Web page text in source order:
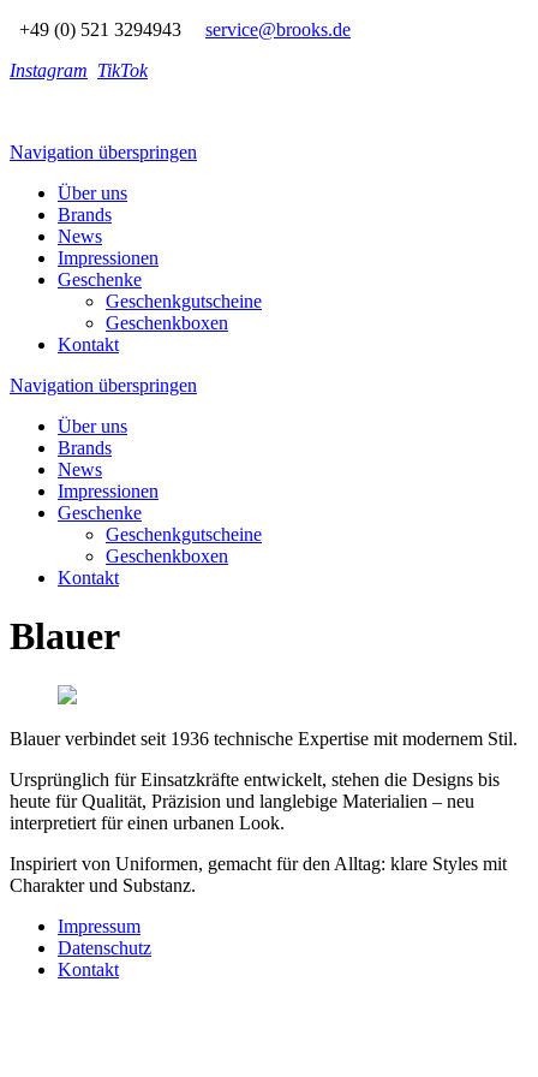
+49 (0) 521 3294943
service@brooks.de
Instagram TikTok
Navigation überspringen
Über uns
Brands
News
Impressionen
Geschenke
Geschenkgutscheine
Geschenkboxen
Kontakt
Navigation überspringen
Über uns
Brands
News
Impressionen
Geschenke
Geschenkgutscheine
Geschenkboxen
Kontakt
Blauer
Blauer verbindet seit 1936 technische Expertise mit modernem Stil.
Ursprünglich für Einsatzkräfte entwickelt, stehen die Designs bis
heute für Qualität, Präzision und langlebige Materialien – neu
interpretiert für einen urbanen Look.
Inspiriert von Uniformen, gemacht für den Alltag: klare Styles mit
Charakter und Substanz.
Impressum
Datenschutz
Kontakt